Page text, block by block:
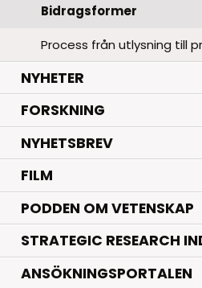
Bidragsformer
Process från utlysning till
NYHETER.
FORSKNING.
NYHETSBREV
FILM
PODDEN OM VETENSKAP
STRATEGIC RESEARCH
ANSÖKNINGSPORTALEN